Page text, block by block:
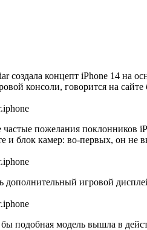
создала концепт iPhone 14 на
консоли, говорится на сайте
пожелания поклонников
и блок камер: во-первых, он не
дополнительный игровой
подобная модель вышла в